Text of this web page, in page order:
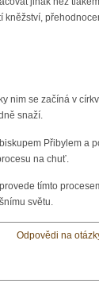
kněžství,
nim se začíná v
snaží.
Přibylem a
na chuť.
tímto
světu.
Odpovědi na